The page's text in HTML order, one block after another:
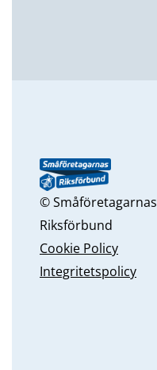
© Småföretagarnas
Riksförbund
Cookie Policy
Integritetspolicy